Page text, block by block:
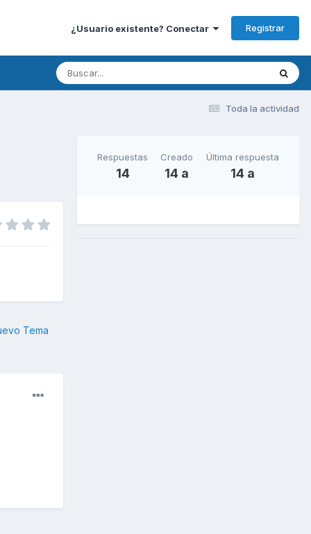
¿Usuario existente? Conectar Registrar
Toda la actividad
Tema
Respuestas
14
Creado
14 a
Última respuesta
14 a